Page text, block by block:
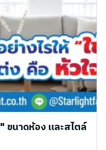
ขนาดห้อง และสไตล์